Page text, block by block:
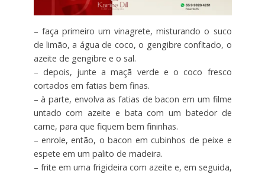
– faça primeiro um vinagrete, misturando o suco
de limão, a água de coco, o gengibre confitado, o
azeite de gengibre e o sal.
– depois, junte a maçã verde e o coco fresco
cortados em fatias bem finas.
– à parte, envolva as fatias de bacon em um filme
untado com azeite e bata com um batedor de
carne, para que fiquem bem fininhas.
– enrole, então, o bacon em cubinhos de peixe e
espete em um palito de madeira.
– frite em uma frigideira com azeite e, em seguida,